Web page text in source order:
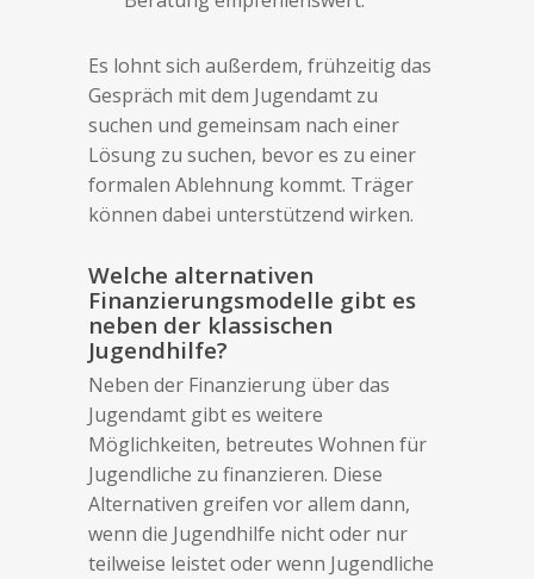
Es lohnt sich außerdem, frühzeitig das
Gespräch mit dem Jugendamt zu
suchen und gemeinsam nach einer
Lösung zu suchen, bevor es zu einer
formalen Ablehnung kommt. Träger
können dabei unterstützend wirken.
Welche alternativen
Finanzierungsmodelle gibt es
neben der klassischen
Jugendhilfe?
Neben der Finanzierung über das
Jugendamt gibt es weitere
Möglichkeiten, betreutes Wohnen für
Jugendliche zu finanzieren. Diese
Alternativen greifen vor allem dann,
wenn die Jugendhilfe nicht oder nur
teilweise leistet oder wenn Jugendliche